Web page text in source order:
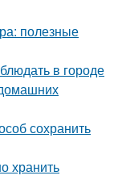
полезные
в городе
сохранить
хранить